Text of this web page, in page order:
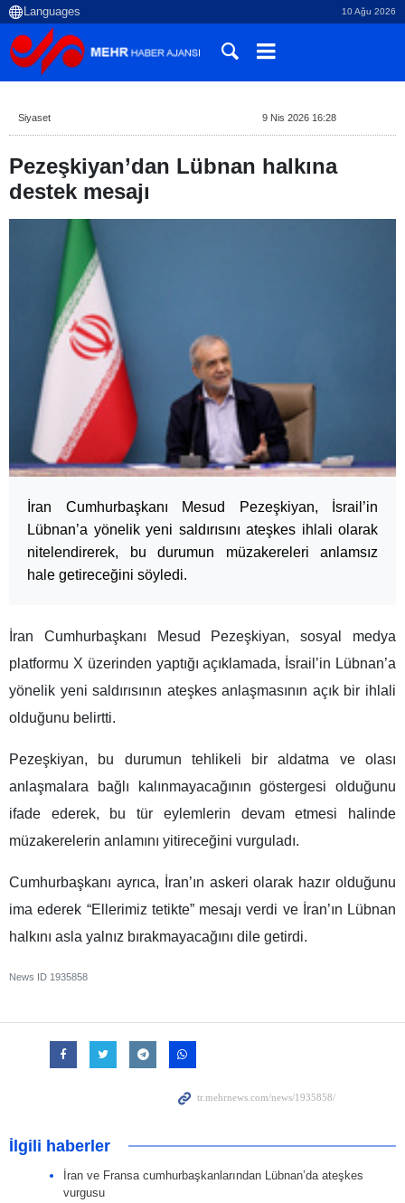
10 Ağu 2026
Siyaset 9 Nis 2026 16:28
Pezeşkiyan’dan Lübnan halkına
destek mesajı
İran Cumhurbaşkanı Mesud Pezeşkiyan, İsrail’in
Lübnan’a yönelik yeni saldırısını ateşkes ihlali olarak
nitelendirerek, bu durumun müzakereleri anlamsız
hale getireceğini söyledi.
İran Cumhurbaşkanı Mesud Pezeşkiyan, sosyal medya
platformu X üzerinden yaptığı açıklamada, İsrail’in Lübnan’a
yönelik yeni saldırısının ateşkes anlaşmasının açık bir ihlali
olduğunu belirtti.
Pezeşkiyan, bu durumun tehlikeli bir aldatma ve olası
anlaşmalara bağlı kalınmayacağının göstergesi olduğunu
ifade ederek, bu tür eylemlerin devam etmesi halinde
müzakerelerin anlamını yitireceğini vurguladı.
Cumhurbaşkanı ayrıca, İran’ın askeri olarak hazır olduğunu
ima ederek “Ellerimiz tetikte” mesajı verdi ve İran’ın Lübnan
halkını asla yalnız bırakmayacağını dile getirdi.
News ID 1935858
İlgili haberler
İran ve Fransa cumhurbaşkanlarından Lübnan’da ateşkes
vurgusu